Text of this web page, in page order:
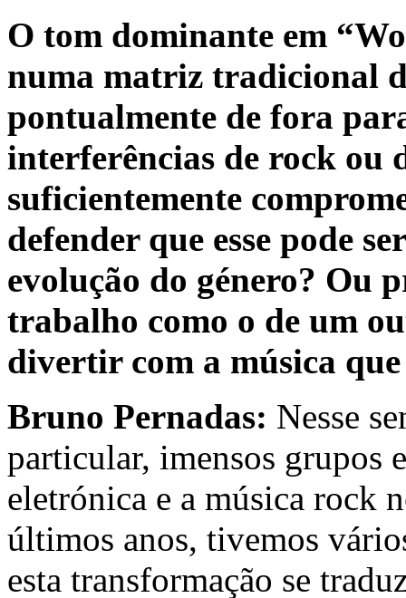
O tom dominante em
numa matriz tradicional
pontualmente de fora
interferências de rock ou
suficientemente
defender que esse pode
evolução do género? Ou
trabalho como o de um
divertir com a música
Bruno Pernadas: Nesse
particular, imensos grupos
eletrónica e a música rock
últimos anos, tivemos
esta transformação se